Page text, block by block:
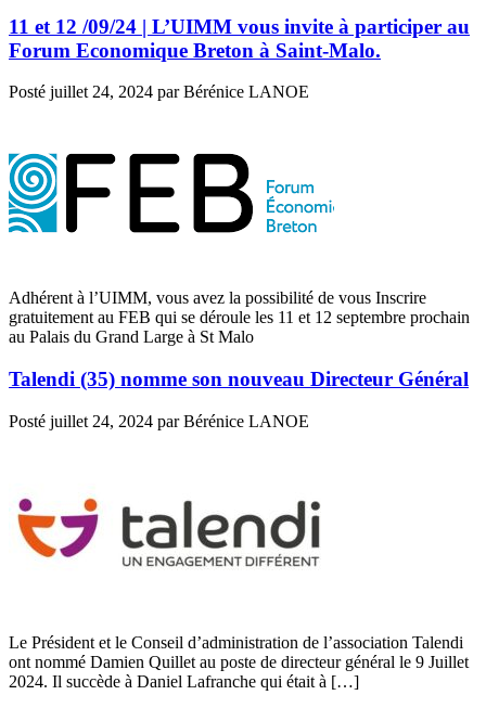
11 et 12 /09/24 | L’UIMM vous invite à participer au
Forum Economique Breton à Saint-Malo.
Posté juillet 24, 2024 par Bérénice LANOE
Adhérent à l’UIMM, vous avez la possibilité de vous Inscrire
gratuitement au FEB qui se déroule les 11 et 12 septembre prochain
au Palais du Grand Large à St Malo
Talendi (35) nomme son nouveau Directeur Général
Posté juillet 24, 2024 par Bérénice LANOE
Le Président et le Conseil d’administration de l’association Talendi
ont nommé Damien Quillet au poste de directeur général le 9 Juillet
2024. Il succède à Daniel Lafranche qui était à […]